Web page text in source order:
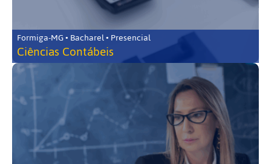
Formiga-MG • Bacharel • Presencial
Ciências Contábeis